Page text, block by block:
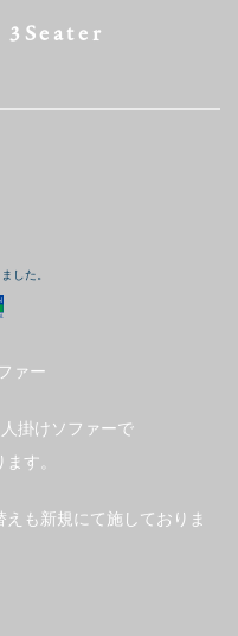
した。
ァー
掛けソファーで
す。
も新規にて施しておりま